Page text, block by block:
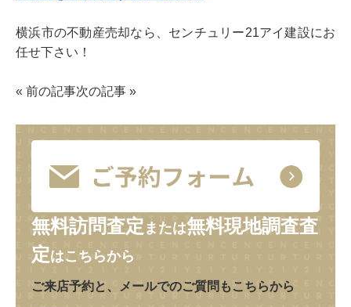
横浜市の不動産売却なら、センチュリー21アイ建設にお
任せ下さい！
« 前の記事次の記事 »
無料訪問査定 または無料現地調査査
定はこちらから
ご来店予約と、メールでのご質問もこちらから